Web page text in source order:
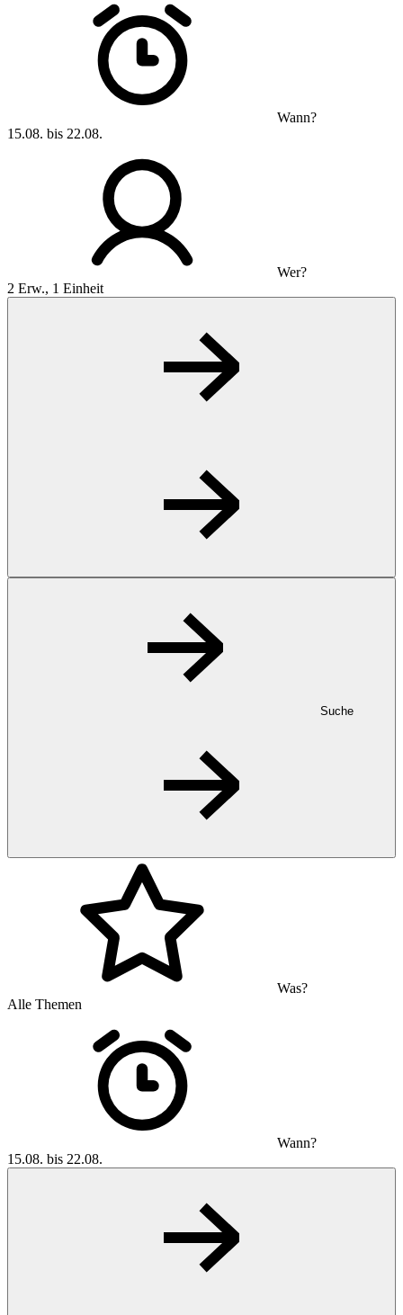
Wann?
15.08. bis 22.08.
Wer?
2 Erw., 1 Einheit
Suche
Was?
Alle Themen
Wann?
15.08. bis 22.08.